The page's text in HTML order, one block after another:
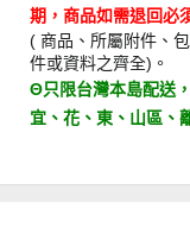
期，商品如需退回必
( 商品、所屬附件、
件或資料之齊全)。
Θ只限台灣本島配送
宜、花、東、山區、